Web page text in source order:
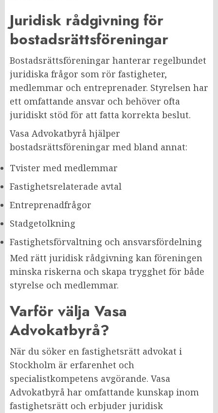
Juridisk rådgivning för
bostadsrättsföreningar
Bostadsrättsföreningar hanterar regelbundet
juridiska frågor som rör fastigheter,
medlemmar och entreprenader. Styrelsen har
ett omfattande ansvar och behöver ofta
juridiskt stöd för att fatta korrekta beslut.
Vasa Advokatbyrå hjälper
bostadsrättsföreningar med bland annat:
Tvister med medlemmar
Fastighetsrelaterade avtal
Entreprenadfrågor
Stadgetolkning
Fastighetsförvaltning och ansvarsfördelning
Med rätt juridisk rådgivning kan föreningen
minska riskerna och skapa trygghet för både
styrelse och medlemmar.
Varför välja Vasa
Advokatbyrå?
När du söker en fastighetsrätt advokat i
Stockholm är erfarenhet och
specialistkompetens avgörande. Vasa
Advokatbyrå har omfattande kunskap inom
fastighetsrätt och erbjuder juridisk